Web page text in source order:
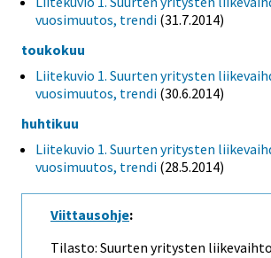
vuosimuutos, trendi (31.7.2014)
toukokuu
Liitekuvio 1. Suurten yritysten
vuosimuutos, trendi (30.6.2014)
huhtikuu
Liitekuvio 1. Suurten yritysten
vuosimuutos, trendi (28.5.2014)
Viittausohje:
Tilasto: Suurten yritysten